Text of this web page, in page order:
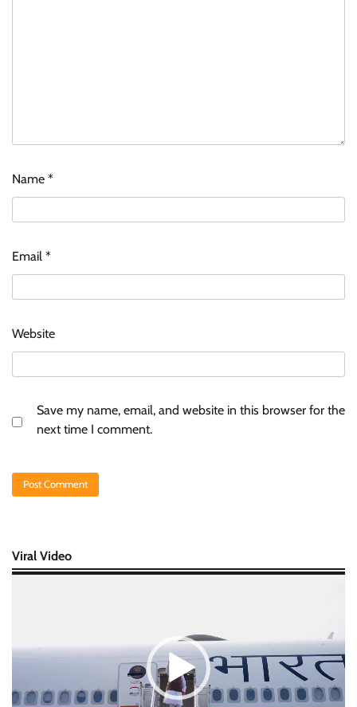
Name *
Email *
Website
Save my name, email, and website in this browser for the
next time I comment.
Viral Video